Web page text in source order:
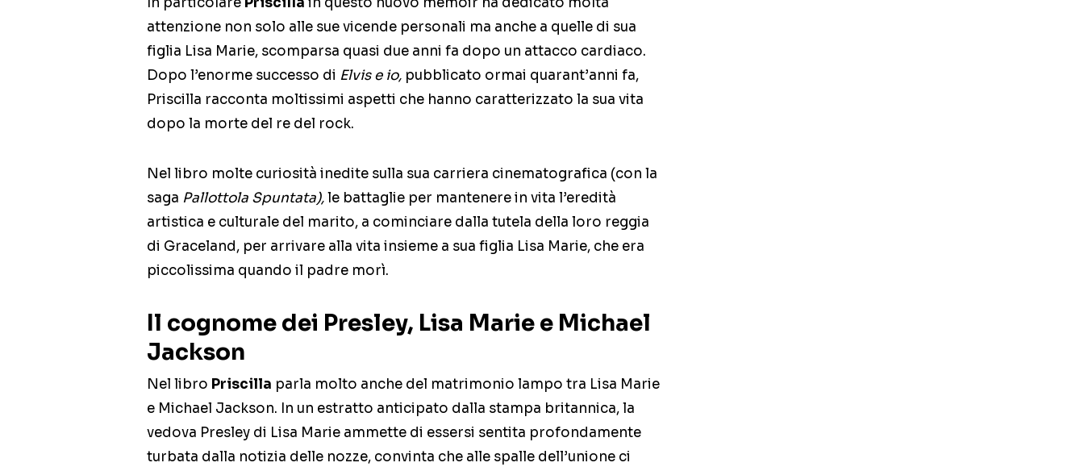
attenzione non solo alle sue vicende personali ma anche a quelle di sua
figlia Lisa Marie, scomparsa quasi due anni fa dopo un attacco cardiaco.
Dopo l’enorme successo di Elvis e io, pubblicato ormai quarant’anni fa,
Priscilla racconta moltissimi aspetti che hanno caratterizzato la sua vita
dopo la morte del re del rock.
Nel libro molte curiosità inedite sulla sua carriera cinematografica (con la
saga Pallottola Spuntata),le battaglie per mantenere in vita l’eredità
artistica e culturale del marito, a cominciare dalla tutela della loro reggia
di Graceland, per arrivare alla vita insieme a sua figlia Lisa Marie, che era
piccolissima quando il padre morì.
Il cognome dei Presley, Lisa Marie e Michael
Jackson
Nel libro Priscilla parla molto anche del matrimonio lampo tra Lisa Marie
e Michael Jackson. In un estratto anticipato dalla stampa britannica, la
vedova Presley di Lisa Marie ammette di essersi sentita profondamente
turbata dalla notizia delle nozze, convinta che alle spalle dell’unione ci